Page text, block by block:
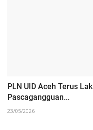
PLN UID Aceh Terus
Pascagangguan...
23/05/2026